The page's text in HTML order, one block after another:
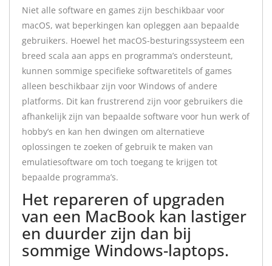
Niet alle software en games zijn beschikbaar voor
macOS, wat beperkingen kan opleggen aan bepaalde
gebruikers. Hoewel het macOS-besturingssysteem een
breed scala aan apps en programma’s ondersteunt,
kunnen sommige specifieke softwaretitels of games
alleen beschikbaar zijn voor Windows of andere
platforms. Dit kan frustrerend zijn voor gebruikers die
afhankelijk zijn van bepaalde software voor hun werk of
hobby’s en kan hen dwingen om alternatieve
oplossingen te zoeken of gebruik te maken van
emulatiesoftware om toch toegang te krijgen tot
bepaalde programma’s.
Het repareren of upgraden
van een MacBook kan lastiger
en duurder zijn dan bij
sommige Windows-laptops.